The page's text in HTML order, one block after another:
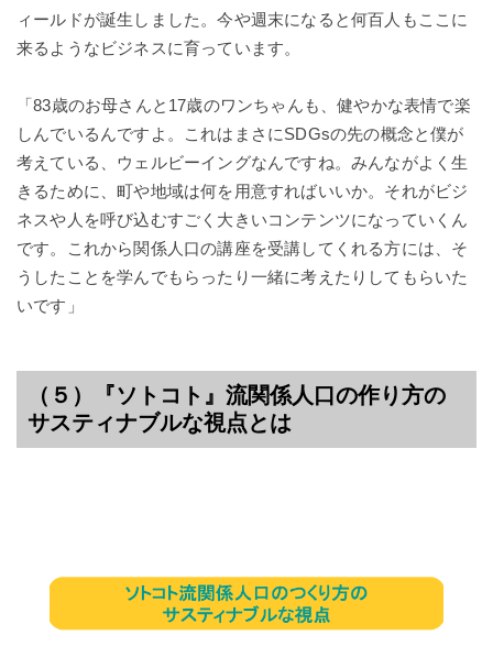
ィールドが誕生しました。今や週末になると何百人もここに
来るようなビジネスに育っています。
「83歳のお母さんと17歳のワンちゃんも、健やかな表情で楽
しんでいるんですよ。これはまさにSDGsの先の概念と僕が
考えている、ウェルビーイングなんですね。みんながよく生
きるために、町や地域は何を用意すればいいか。それがビジ
ネスや人を呼び込むすごく大きいコンテンツになっていくん
です。これから関係人口の講座を受講してくれる方には、そ
うしたことを学んでもらったり一緒に考えたりしてもらいた
いです」
（５）『ソトコト』流関係人口の作り方の
サスティナブルな視点とは